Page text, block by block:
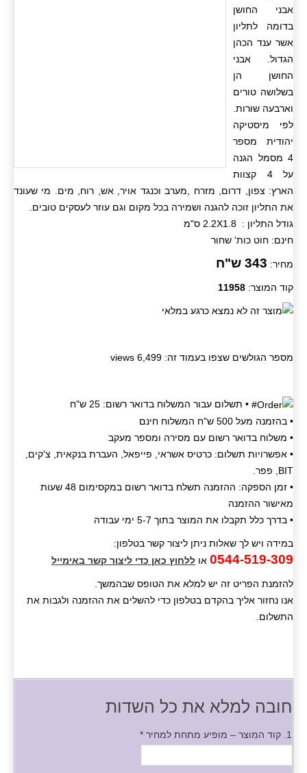
אבני החושן
בדומה לתליון
אשר ענד הכהן
הגדול. אבני
החושן הן
בשלושה טורים
וארבעה שורות.
לפי מיסטיקה
יהודית מספר
4 מסמל הגנה
על 4 קצוות
הארץ: צפון, דרום, מזרח ,מערב וכנגד אויר, אש, רוח, מים. מי שעונד
את התליון זוכה להגנה ושמירה בכל מקום וגם עוזר לעסקים טובים.
גודל התליון : 2.2X1.8 ס"מ
חינם: חוט כות' שחור
מחיר: 343 ש"ח
קוד המוצר: 11958
מספר הגולשים שצפו בעמוד זה: 6,499 views
• תשלום עבור המשלוח בדואר רשום: 25 ש"ח
• בהזמנה מעל 500 ש"ח המשלוח חינם
• משלוח בדואר רשום עם מסירה ומספר מעקב
• אפשרויות תשלום: כרטיס אשראי, פייפאל, העברת בנקאית, צ'קים,
BIT, פפר.
• זמן הספקה: ההזמנה תשלח בדואר רשום במקסימום 48 שעות
מאישור ההזמנה
• בדרך כלל תקבלו את המוצר בתוך 5-7 ימי עבודה
במידה ויש לך שאלות ניתן ליצור קשר בטלפון:
0544-519-309 או ללחוץ כאן כדי ליצור קשר באימייל
להזמנת הפריט זה יש למלא את הטופס שבהמשך.
אנו נחזור אליך בהקדם בטלפון כדי להשלים את ההזמנה ולגבות את
התשלום.
חובה למלא את כל השדות
1. קוד המוצר – מופיע מתחת למחיר *